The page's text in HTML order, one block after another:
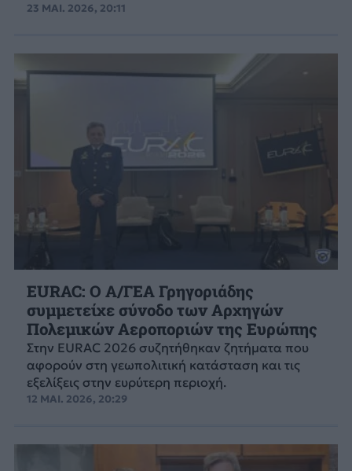
23 ΜΑΙ. 2026, 20:11
EURAC: Ο Α/ΓΕΑ Γρηγοριάδης
συμμετείχε σύνοδο των Αρχηγών
Πολεμικών Αεροποριών της Ευρώπης
Στην EURAC 2026 συζητήθηκαν ζητήματα που
αφορούν στη γεωπολιτική κατάσταση και τις
εξελίξεις στην ευρύτερη περιοχή.
12 ΜΑΙ. 2026, 20:29